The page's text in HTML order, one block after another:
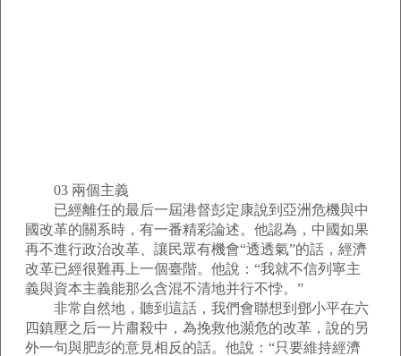
03 兩個主義
已經離任的最后一屆港督彭定康說到亞洲危機與中
國改革的關系時，有一番精彩論述。他認為，中國如果
再不進行政治改革、讓民眾有機會“透透氣”的話，經濟
改革已經很難再上一個臺階。他說：“我就不信列寧主
義與資本主義能那么含混不清地并行不悖。”
非常自然地，聽到這話，我們會聯想到鄧小平在六
四鎮壓之后一片肅殺中，為挽救他瀕危的改革，說的另
外一句與肥彭的意見相反的話。他說：“只要維持經濟